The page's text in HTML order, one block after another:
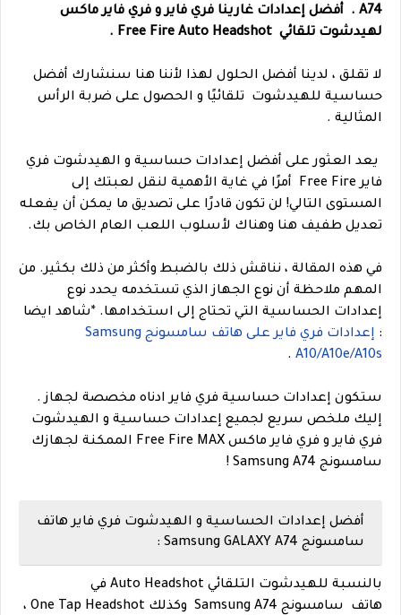
A74 .
أفضل إعدادات غارينا فري فاير و فري فاير ماكس
لهيدشوت تلقائي Free Fire Auto Headshot .
لا تقلق ، لدينا أفضل الحلول لهذا لأننا هنا سنشارك أفضل
حساسية للهيدشوت تلقائيًا و الحصول على ضربة الرأس
المثالية .
يعد العثور على أفضل إعدادات حساسية و الهيدشوت فري
فاير Free Fire أمرًا في غاية الأهمية لنقل لعبتك إلى
المستوى التالي! لن تكون قادرًا على تصديق ما يمكن أن يفعله
تعديل طفيف هنا وهناك لأسلوب اللعب العام الخاص بك.
في هذه المقالة ، نناقش ذلك بالضبط وأكثر من ذلك بكثير. من
المهم ملاحظة أن نوع الجهاز الذي تستخدمه يحدد نوع
إعدادات الحساسية التي تحتاج إلى استخدامها. *شاهد ايضا
:
إعدادات فري فاير على هاتف سامسونج Samsung
A10/A10e/A10s
.
ستكون إعدادات حساسية فري فاير ادناه مخصصة لجهاز .
إليك ملخص سريع لجميع إعدادات حساسية و الهيدشوت
فري فاير و فري فاير ماكس Free Fire MAX الممكنة لجهازك
سامسونج Samsung A74 !
أفضل إعدادات الحساسية و الهيدشوت فري فاير هاتف
سامسونج Samsung GALAXY A74 :
بالنسبة للهيدشوت التلقائي Auto Headshot في
هاتف سامسونج Samsung A74 وكذلك One Tap Headshot ،